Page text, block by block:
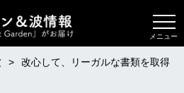
メニュー
改心して、リーガルな書類を取得